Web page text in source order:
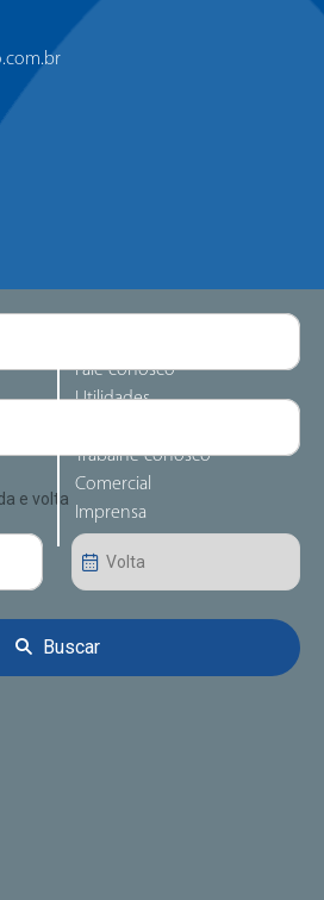
Fale conosco
Utilidades
Trabalhe conosco
Comercial
Imprensa
e volta
Buscar